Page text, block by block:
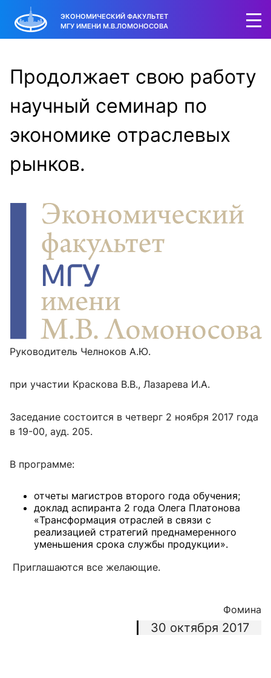
ЭКОНОМИЧЕСКИЙ ФАКУЛЬТЕТ
МГУ ИМЕНИ М.В.ЛОМОНОСОВА
Продолжает свою работу
научный семинар по
экономике отраслевых
рынков.
Руководитель Челноков А.Ю.
при участии Краскова В.В., Лазарева И.А.
Заседание состоится в четверг 2 ноября 2017 года
в 19-00, ауд. 205.
В программе:
отчеты магистров второго года обучения;
доклад аспиранта 2 года Олега Платонова
«Трансформация отраслей в связи с
реализацией стратегий преднамеренного
уменьшения срока службы продукции».
Приглашаются все желающие.
Фомина
30 октября 2017